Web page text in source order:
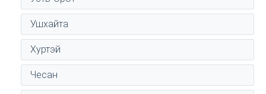
Ушхайта
Хуртэй
Чесан